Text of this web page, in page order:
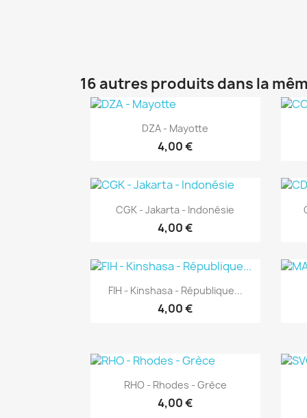
16 autres produits dans la
Aperçu rapide
DZA - Mayotte
4,00 €
 Aperçu rapide
CGK - Jakarta - Indonésie
4,00 €
Aperçu rapide
FIH - Kinshasa - République...
4,00 €
Aperçu rapide
RHO - Rhodes - Grèce
4,00 €